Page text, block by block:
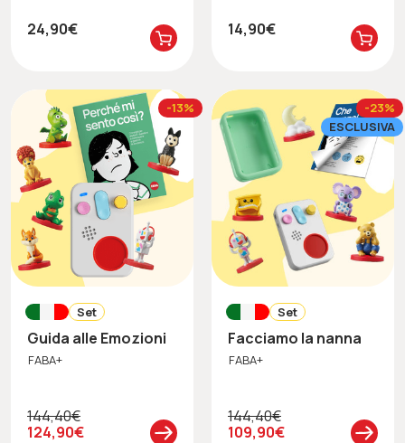
24,90€ 14,90€
-13%
Set
Guida alle Emozioni
FABA+
124,90€
144,40€
-23%
ESCLUSIVA
Set
Facciamo la nanna
FABA+
109,90€
144,40€